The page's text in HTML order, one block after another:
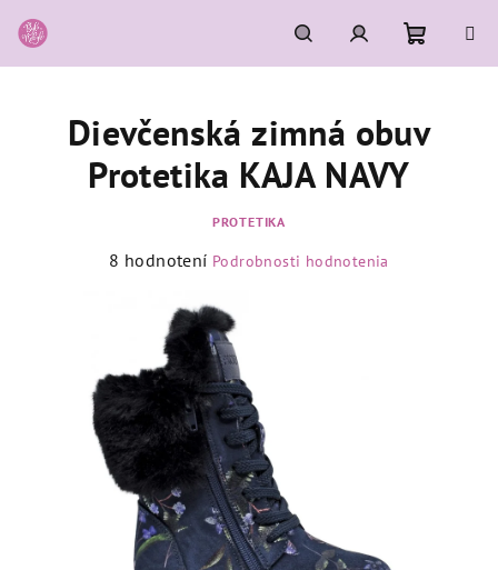
na
obsah
HľadaťPrihlásenie
košík
Dievčenská zimná obuv
Protetika KAJA NAVY
PROTETIKA
Priemerné
produktu
z
5
hviezdičiek.
8 hodnotení Podrobnosti hodnotenia